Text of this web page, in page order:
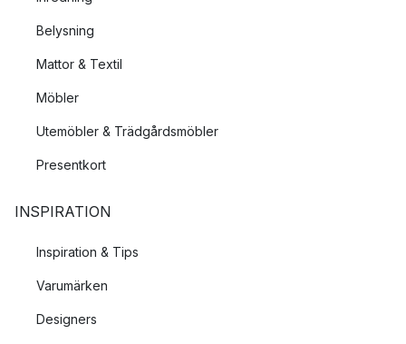
Belysning
Mattor & Textil
Möbler
Utemöbler & Trädgårdsmöbler
Presentkort
INSPIRATION
Inspiration & Tips
Varumärken
Designers